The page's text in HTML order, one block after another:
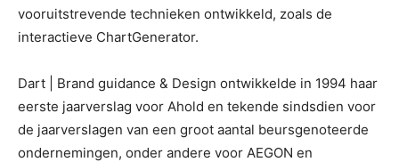
vooruitstrevende technieken ontwikkeld, zoals de
interactieve ChartGenerator.
Dart | Brand guidance & Design ontwikkelde in 1994 haar
eerste jaarverslag voor Ahold en tekende sindsdien voor
de jaarverslagen van een groot aantal beursgenoteerde
ondernemingen, onder andere voor AEGON en